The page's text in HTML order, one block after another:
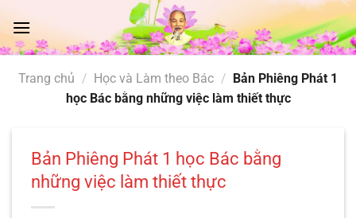
đến
nội
Trang chủ / Học và Làm theo Bác / Bản Phiêng Phát 1
học Bác bằng những việc làm thiết thực
Bản Phiêng Phát 1 học Bác bằng
những việc làm thiết thực